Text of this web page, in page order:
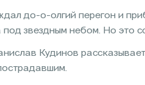
до-о-олгий перегон и
звездным небом. Но это
Кудинов